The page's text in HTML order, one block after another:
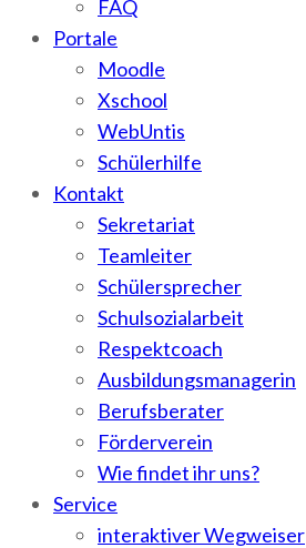
FAQ
Portale
Moodle
Xschool
WebUntis
Schülerhilfe
Kontakt
Sekretariat
Teamleiter
Schülersprecher
Schulsozialarbeit
Respektcoach
Ausbildungsmanagerin
Berufsberater
Förderverein
Wie findet ihr uns?
Service
interaktiver Wegweiser